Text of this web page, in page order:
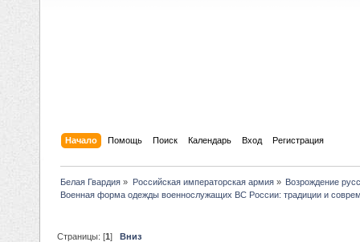
Начало Помощь Поиск Календарь Вход Регистрация
Белая Гвардия » Российская императорская армия» Возрождение
Военная форма одежды военнослужащих ВС России: традиции и
Страницы: [1]Вниз